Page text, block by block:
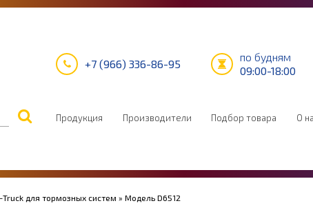
+7 (966) 336-86-95
по будням
09:00-18:00
Продукция Производители Подбор товара О
для тормозных систем » Модель D6512